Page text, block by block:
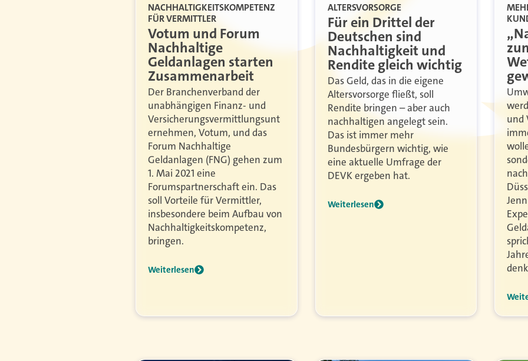
NACHHALTIGKEITSKOMPETENZ
FÜR VERMITTLER
Votum und Forum
Nachhaltige
Geldanlagen starten
Zusammenarbeit
Der Branchenverband der
unabhängigen Finanz- und
Versicherungsvermittlungsunt
ernehmen, Votum, und das
Forum Nachhaltige
Geldanlagen (FNG) gehen zum
1. Mai 2021 eine
Forumspartnerschaft ein. Das
soll Vorteile für Vermittler,
insbesondere beim Aufbau von
Nachhaltigkeitskompetenz,
bringen.
Weiterlesen
ALTERSVORSORGE
Für ein Drittel der
Deutschen sind
Nachhaltigkeit und
Rendite gleich wichtig
Das Geld, das in die eigene
Altersvorsorge fließt, soll
Rendite bringen – aber auch
nachhaltigen angelegt sein.
Das ist immer mehr
Bundesbürgern wichtig, wie
eine aktuelle Umfrage der
DEVK ergeben hat.
Weiterlesen
und